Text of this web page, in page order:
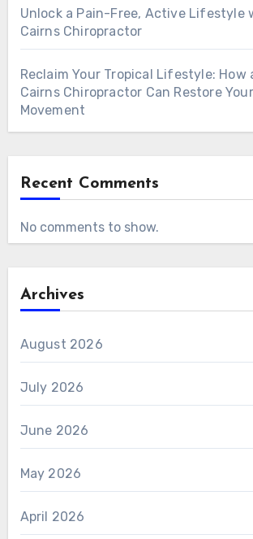
Unlock a Pain-Free, Active Lifestyle
Cairns Chiropractor
Reclaim Your Tropical Lifestyle: How
Cairns Chiropractor Can Restore
Movement
Recent Comments
No comments to show.
Archives
August 2026
July 2026
June 2026
May 2026
April 2026